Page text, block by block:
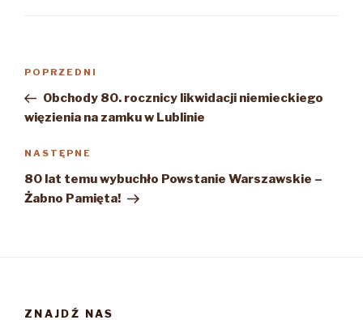
Poprzedni
wpis
POPRZEDNI
Obchody 80. rocznicy likwidacji niemieckiego
więzienia na zamku w Lublinie
Następny
wpis
NASTĘPNE
80 lat temu wybuchło Powstanie Warszawskie –
Żabno Pamięta!
ZNAJDŹ NAS